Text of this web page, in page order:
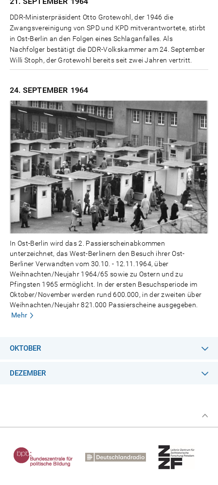
DDR-Ministerpräsident Otto Grotewohl, der 1946 die
Zwangsvereinigung von SPD und KPD mitverantwortete, stirbt
in Ost-Berlin an den Folgen eines Schlaganfalles. Als
Nachfolger bestätigt die DDR-Volkskammer am 24. September
Willi Stoph, der Grotewohl bereits seit zwei Jahren vertritt.
24. SEPTEMBER 1964
In Ost-Berlin wird das 2. Passierscheinabkommen
unterzeichnet, das West-Berlinern den Besuch ihrer Ost-
Berliner Verwandten vom 30.10. - 12.11.1964, über
Weihnachten/Neujahr 1964/65 sowie zu Ostern und zu
Pfingsten 1965 ermöglicht. In der ersten Besuchsperiode im
Oktober/November werden rund 600.000, in der zweiten über
Weihnachten/Neujahr 821.000 Passierscheine ausgegeben.
Mehr
OKTOBER
DEZEMBER